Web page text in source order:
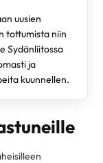
uusien
tottumista niin
Sydänliitossa
ja
kuunnellen.